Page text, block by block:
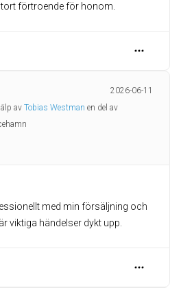
förtroende för honom.
2026-06-11
av Tobias Westman en del av
med min försäljning och
viktiga händelser dykt upp.